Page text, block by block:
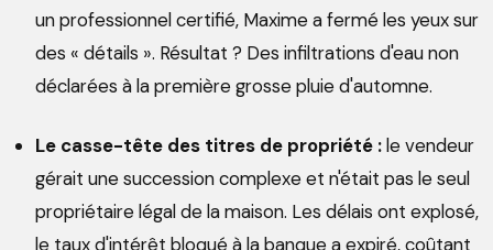
un professionnel certifié, Maxime a fermé les yeux sur
des « détails ». Résultat ? Des infiltrations d'eau non
déclarées à la première grosse pluie d'automne.
Le casse-tête des titres de propriété :le vendeur
gérait une succession complexe et n'était pas le seul
propriétaire légal de la maison. Les délais ont explosé,
le taux d'intérêt bloqué à la banque a expiré, coûtant